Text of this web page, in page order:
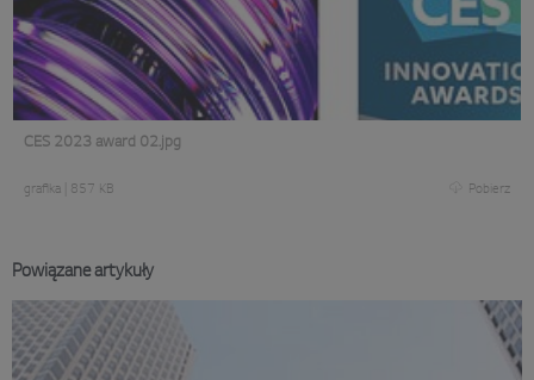
CES 2023 award 02.jpg
grafika 857 KB Pobierz
Powiązane artykuły